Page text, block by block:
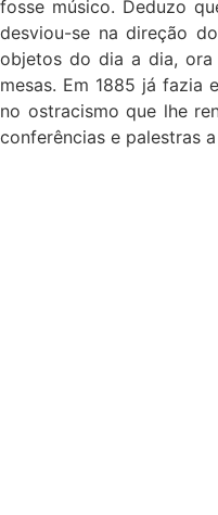
fosse músico. Deduzo
desviou-se na direção
objetos do dia a dia, ora
mesas. Em 1885 já fazia
no ostracismo que lhe
conferências e palestras